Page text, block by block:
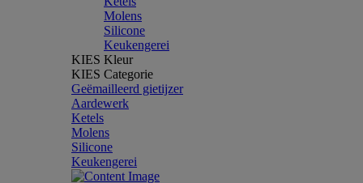
Molens
Silicone
Keukengerei
KIES Kleur
KIES Categorie
Geëmailleerd gietijzer
Aardewerk
Ketels
Molens
Silicone
Keukengerei